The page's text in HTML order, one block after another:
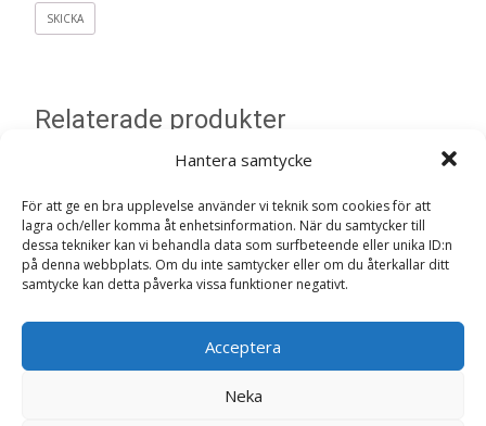
Hantera samtycke
För att ge en bra upplevelse använder vi teknik som cookies för att
lagra och/eller komma åt enhetsinformation. När du samtycker till
dessa tekniker kan vi behandla data som surfbeteende eller unika ID:n
på denna webbplats. Om du inte samtycker eller om du återkallar ditt
samtycke kan detta påverka vissa funktioner negativt.
Acceptera
Neka
Relaterade produkter